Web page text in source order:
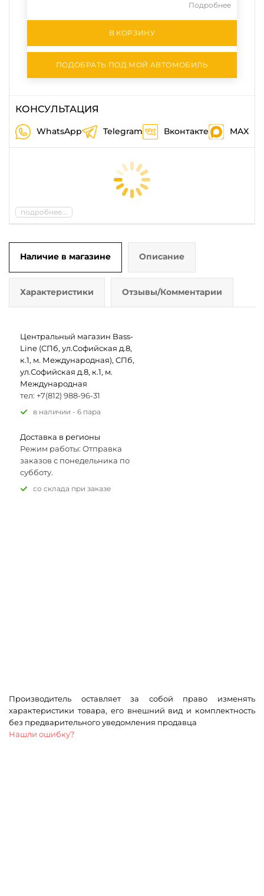
Подробнее
В КОРЗИНУ
ПОДОБРАТЬ ПОД МОЙ АВТОМОБИЛЬ
КОНСУЛЬТАЦИЯ
WhatsApp Telegram Вконтакте MAX
подробнее...
Наличие в магазине Описание
Характеристики Отзывы/Комментарии
Центральный магазин Bass-
Line (СПб, ул.Софийская д.8,
к.1, м. Международная), СПб,
ул.Софийская д.8, к.1, м.
Международная
тел: +7(812) 988-96-31
В наличии - 6 пара
Доставка в регионы
Режим работы: Отправка
заказов с понедельника по
субботу.
Со склада при заказе
Производитель оставляет за собой право изменять
характеристики товара, его внешний вид и комплектность
без предварительного уведомления продавца
Нашли ошибку?